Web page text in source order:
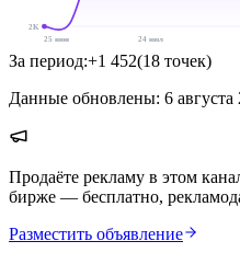
2K
25 июн
24 июл
За период:+1 452(18 точек)
Данные обновлены: 6 августа
Продаёте рекламу в этом
бирже — бесплатно,
Разместить объявление